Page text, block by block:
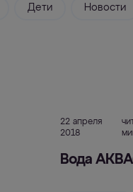
Дети Новости
22 апреля
2018
Вода